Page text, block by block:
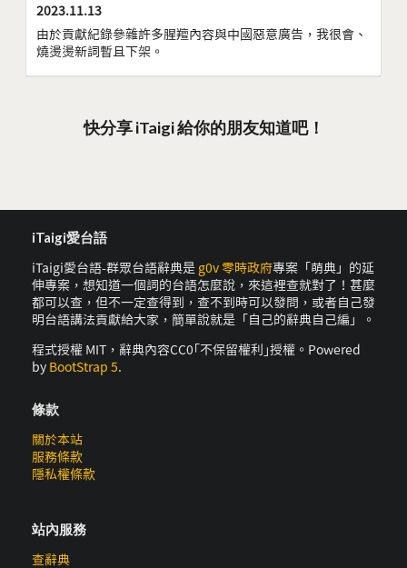
2023.11.13
由於貢獻紀錄參雜許多腥羶內容與中國惡意廣告，我很會、
燒燙燙新詞暫且下架。
快分享 iTaigi 給你的朋友知道吧！
iTaigi愛台語
iTaigi愛台語-群眾台語辭典是 g0v 零時政府專案「萌典」的延
伸專案，想知道一個詞的台語怎麼說，來這裡查就對了！甚麼
都可以查，但不一定查得到，查不到時可以發問，或者自己發
明台語講法貢獻給大家，簡單說就是「自己的辭典自己編」。
程式授權 MIT，辭典內容CC0｢不保留權利｣授權。Powered
by BootStrap 5.
條款
關於本站
服務條款
隱私權條款
站內服務
查辭典